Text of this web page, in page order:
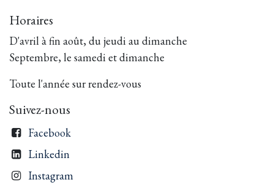
Horaires
D'avril à fin août, du jeudi au dimanche
Septembre, le samedi et dimanche
Toute l'année sur rendez-vous
Suivez-nous
Facebook
Linkedin
Instagram